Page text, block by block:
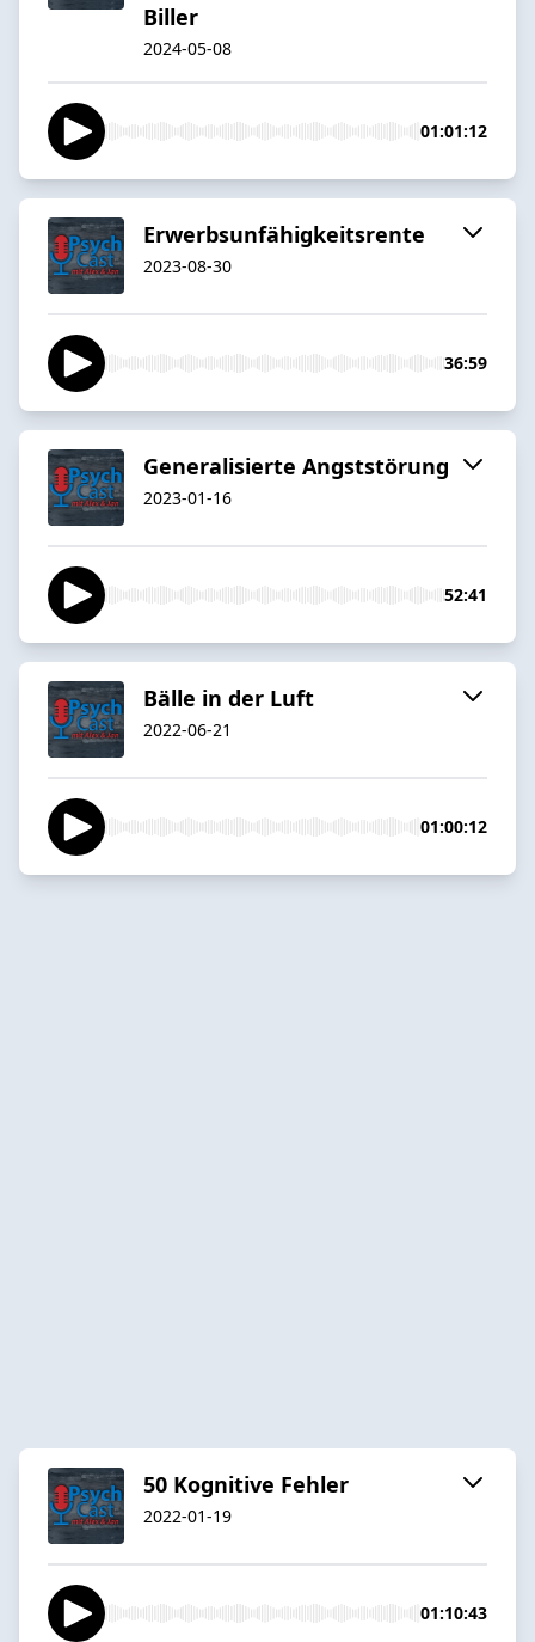
Biller
2024-05-08
01:01:12
Erwerbsunfähigkeitsrente
2023-08-30
36:59
Generalisierte Angststörung
2023-01-16
52:41
Bälle in der Luft
2022-06-21
01:00:12
50 Kognitive Fehler
2022-01-19
01:10:43